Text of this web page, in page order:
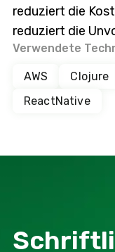
reduziert die
reduziert die
Verwendete
AWS Clojure
ReactNative